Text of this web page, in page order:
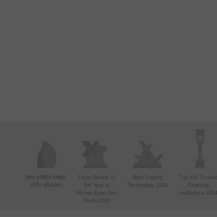
मोस्ट इनोवेटिव मोबाइल
ट्रेडिंग एप्लिकेशन
Forex Broker of
the Year at
Money Expo Abu
Dhabi 2025
Best Trading
Technology 2024
Top 100 Trusted
Financial
Institutions 2024